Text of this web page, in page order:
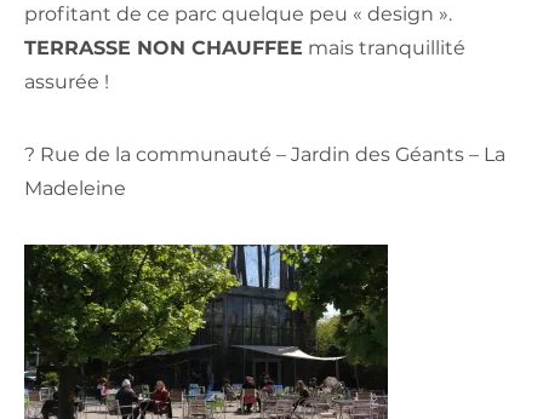
profitant de ce parc quelque peu « design ».
TERRASSE NON CHAUFFEE mais tranquillité
assurée !
? Rue de la communauté – Jardin des Géants – La
Madeleine